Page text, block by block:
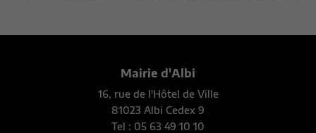
Mairie d'Albi
16, rue de l'Hôtel de Ville
81023 Albi Cedex 9
Tel : 05 63 49 10 10